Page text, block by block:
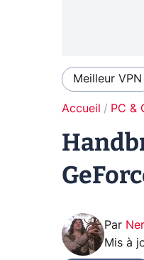
Meilleur VPN
Accueil PC &
Par
Mis à